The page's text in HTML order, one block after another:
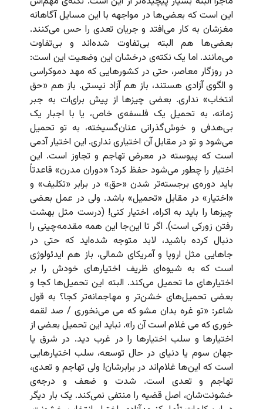
این است که بعضی‌ها در مواجهه با این مسایل آگاهانه
مغزشان به کار می‌افتد و جریان تعدی را حس می‌کنند.
بعضی‌ها هم البته بی‌تفاوت شده‌اند و بی‌تفاوت
می‌مانند. اما یک نکته‌ی درخشان این وضعیت این است:
در روزگار معاصر، حتی در کشورهایی که مهد دموکراسی
و الگوی آزادی هستند، باز هم آزاد نیستی. باز هم «حق
انتخاب» نداری. بعضی چیزها از پیش برای‌ات به جبر
زمانه، به تحمیل یک فلسفه‌ی خاص، یا با اجبار یک
بی‌هدفی و خوش‌گذرانی عنان‌گسیخته، به تو تحمیل
می‌شود و تو در مقابل آن اختیاری نداری. این اختیار آدمی
است که پیوسته در معرض تهاجم و تجاوز است. این
اختیار را چطور می‌شود حفظ کرد؟ «دوران مدرن» قاعدتاً
باید دوره‌ی برجسته‌تر شدن «حق» در برابر «تکلیف» و
«اختیار» در مقابل «تحمیل» باشد. ولی در عمل بعضی
چیزها را باید به اکراه، اختیار کنی! (درست مثل بهشت
رفتن زورکی است). اگر تا این‌جا این همه مقدمه‌چینی را
دنبال کرده باشید، لابد متوجه شده‌اید که حتی در
جاهایی مثل اروپا و آمریکای شمالی، باز هم ایدئولوژی
است که به شیوه‌ای ظریف اختیارهای خودش را بر
اختیارهای ما تحمیل می‌کند. البته این تحمیل‌ها کجا و
بعضی تحمیل‌های خشن‌تر و مهاجمانه‌تر کجا؟ به قول
شاعر: «تو غره بدان مشو که می می‌نخوری / صد لقمه
خوری که می غلام است آن را». نباید این تحمیل بعضی از
اختیارها و سلب اختیارها را در غرب دید. در شرق یا
جهان سوم یا دنیای در حال توسعه، سلب اختیارهایی
است که این‌ها غلام‌اند در برابرشان! ولی تهاجم و تعدی،
تهاجم و تعدی است. شدت و ضعف و درجه‌ی
خشونت‌شان، اصل قضیه‌ را منتفی نمی‌کند. یک بار دیگر